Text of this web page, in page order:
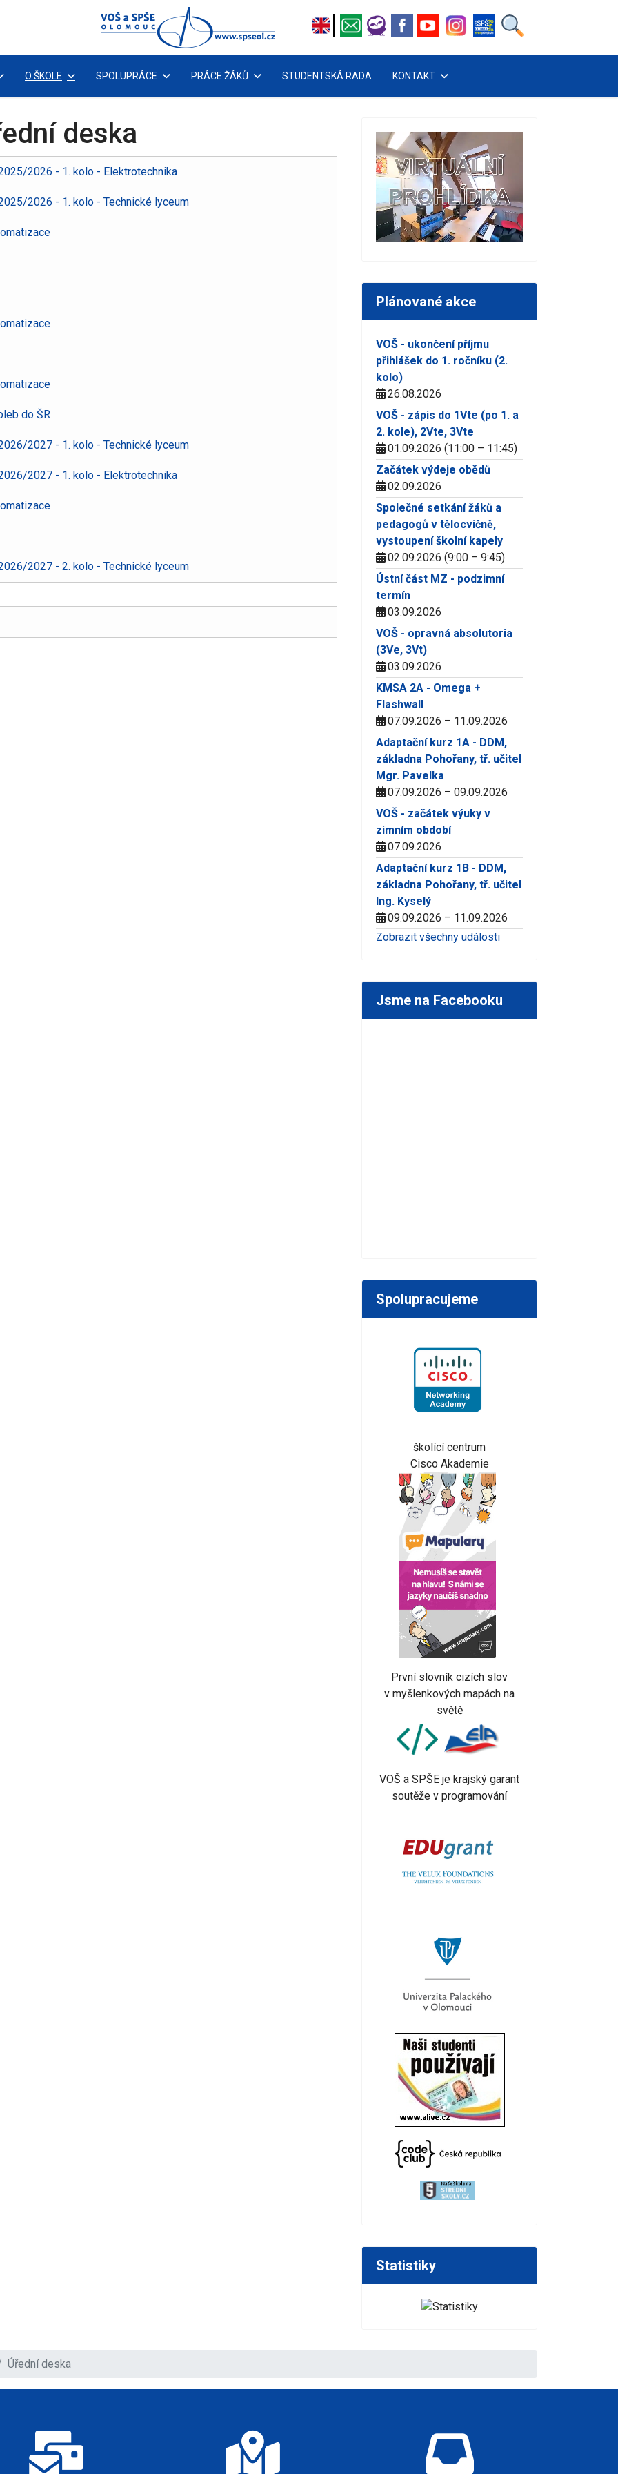
O ŠKOLE SPOLUPRÁCE PRÁCE ŽÁKŮ STUDENTSKÁ RADA KONTAKT
deska
2026 - 1. kolo - Elektrotechnika
2026 - 1. kolo - Technické lyceum
do ŠR
2027 - 1. kolo - Technické lyceum
2027 - 1. kolo - Elektrotechnika
2027 - 2. kolo - Technické lyceum
Plánované akce
VOŠ - ukončení příjmu
přihlášek do 1. ročníku (2.
kolo)
26.08.2026
VOŠ - zápis do 1Vte (po 1. a
2. kole), 2Vte, 3Vte
01.09.2026 (11:00 – 11:45)
Začátek výdeje obědů
02.09.2026
Společné setkání žáků a
pedagogů v tělocvičně,
vystoupení školní kapely
02.09.2026 (9:00 – 9:45)
Ústní část MZ - podzimní
termín
03.09.2026
VOŠ - opravná absolutoria
(3Ve, 3Vt)
03.09.2026
KMSA 2A - Omega +
Flashwall
07.09.2026 – 11.09.2026
Adaptační kurz 1A - DDM,
základna Pohořany, tř. učitel
Mgr. Pavelka
07.09.2026 – 09.09.2026
VOŠ - začátek výuky v
zimním období
07.09.2026
Adaptační kurz 1B - DDM,
základna Pohořany, tř. učitel
Ing. Kyselý
09.09.2026 – 11.09.2026
Zobrazit všechny události
Jsme na Facebooku
Spolupracujeme
školící centrum
Cisco Akademie
První slovník cizích slov
v myšlenkových mapách na
světě
VOŠ a SPŠE je krajský garant
soutěže v programování
Statistiky
Úřední deska